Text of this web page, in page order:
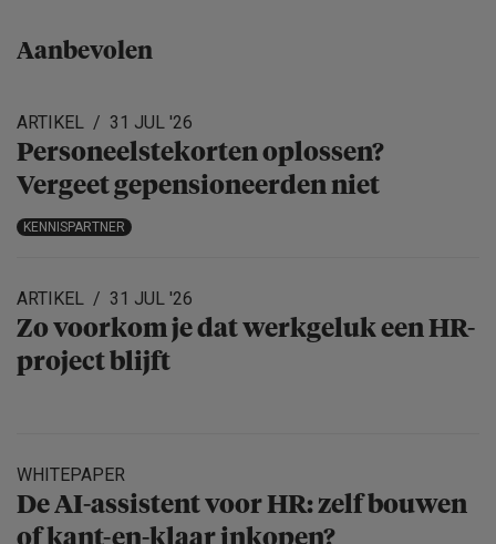
Aanbevolen
ARTIKEL 31 JUL '26
Personeels­te­korten oplossen?
Vergeet gepensio­neerden niet
KENNISPARTNER
ARTIKEL 31 JUL '26
Zo voorkom je dat werkgeluk een HR-
project blijft
WHITEPAPER
De AI-assistent voor HR: zelf bouwen